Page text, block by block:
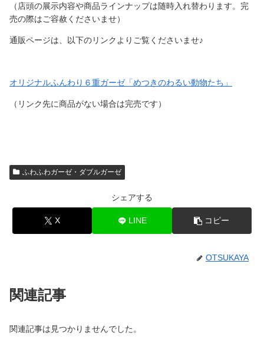
（店頭の展示内容や商品ラインナップは随時入れ替わります。完
売の際はご容赦くださいませ）
通販ページは、以下のリンクよりご覧くださいませ♪
オリジナルふんわり６重ガーゼ「めつきのわるい動物たち」
（リンク先に商品がない場合は完売です）
ふわふわガーゼ・ダブルガーゼ
シェアする
X LINE コピー
OTSUKAYA
関連記事
関連記事は見つかりませんでした。